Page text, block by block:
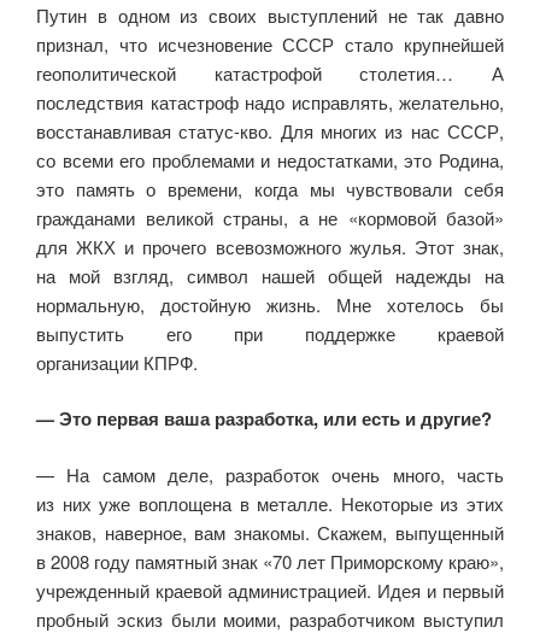
Путин в одном из своих выступлений не так давно
признал, что исчезновение СССР стало крупнейшей
геополитической катастрофой столетия… А
последствия катастроф надо исправлять, желательно,
восстанавливая статус-кво. Для многих из нас СССР,
со всеми его проблемами и недостатками, это Родина,
это память о времени, когда мы чувствовали себя
гражданами великой страны, а не «кормовой базой»
для ЖКХ и прочего всевозможного жулья. Этот знак,
на мой взгляд, символ нашей общей надежды на
нормальную, достойную жизнь. Мне хотелось бы
выпустить его при поддержке краевой
организации КПРФ.
— Это первая ваша разработка, или есть и другие?
— На самом деле, разработок очень много, часть
из них уже воплощена в металле. Некоторые из этих
знаков, наверное, вам знакомы. Скажем, выпущенный
в 2008 году памятный знак «70 лет Приморскому краю»,
учрежденный краевой администрацией. Идея и первый
пробный эскиз были моими, разработчиком выступил